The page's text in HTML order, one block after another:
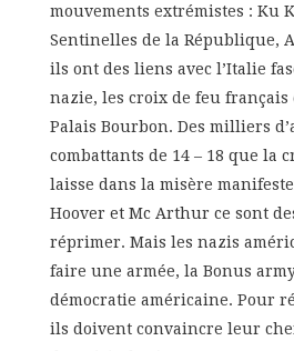
mouvements extrémistes : Ku
Sentinelles de la République,
ils ont des liens avec l’Italie
nazie, les croix de feu français
Palais Bourbon. Des milliers
combattants de 14 – 18 que la
laisse dans la misère
Hoover et Mc Arthur ce sont
réprimer. Mais les nazis
faire une armée, la Bonus
démocratie américaine. Pour
ils doivent convaincre leur